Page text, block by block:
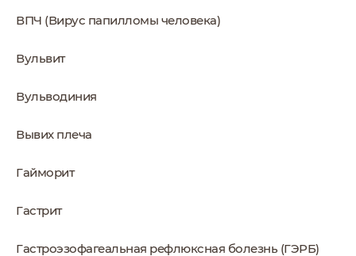
ВПЧ (Вирус папилломы человека)
Вульвит
Вульводиния
Вывих плеча
Гайморит
Гастрит
Гастроэзофагеальная рефлюксная болезнь (ГЭРБ)